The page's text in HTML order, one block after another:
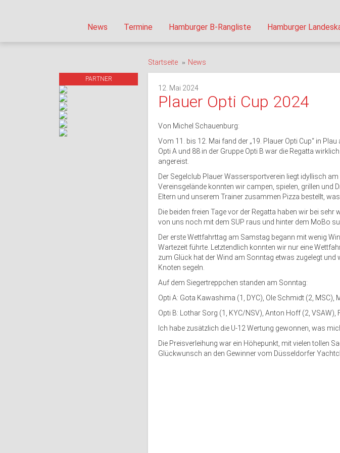
News Termine Hamburger B-Rangliste Hamburger
PARTNER
Startseite News
12. Mai 2024
Plauer Opti Cup 2024
Von Michel Schauenburg:
Vom 11. bis 12. Mai fand der „19. Plauer Opti Cup“ in
Opti A und 88 in der Gruppe Opti B war die Regatta
angereist.
Der Segelclub Plauer Wassersportverein liegt idyllisch
Vereinsgelände konnten wir campen, spielen, grillen und
Eltern und unserem Trainer zusammen Pizza bestellt,
Die beiden freien Tage vor der Regatta haben wir bei
von uns noch mit dem SUP raus und hinter dem MoBo
Der erste Wettfahrttag am Samstag begann mit wenig
Wartezeit führte. Letztendlich konnten wir nur eine
zum Glück hat der Wind am Sonntag etwas zugelegt
Knoten segeln.
Auf dem Siegertreppchen standen am Sonntag:
Opti A: Gota Kawashima (1, DYC), Ole Schmidt (2, MSC),
Opti B: Lothar Sorg (1, KYC/NSV), Anton Hoff (2, VSAW),
Ich habe zusätzlich die U-12 Wertung gewonnen, was
Die Preisverleihung war ein Höhepunkt, mit vielen tollen
Glückwunsch an den Gewinner vom Düsseldorfer